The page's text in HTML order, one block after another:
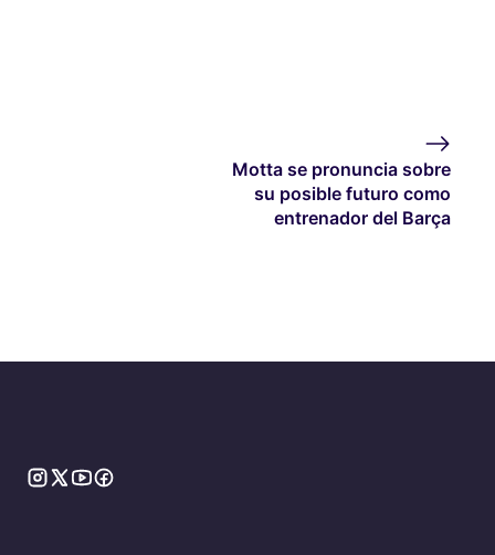
Motta se pronuncia sobre
su posible futuro como
entrenador del Barça